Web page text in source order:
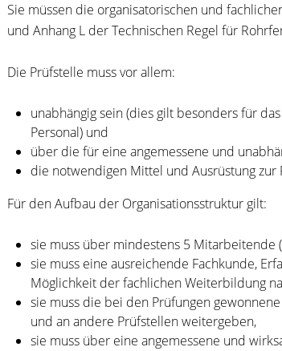
Sie müssen die organisatorischen und
und Anhang L der Technischen Regel für
Die Prüfstelle muss vor allem:
unabhängig sein (dies gilt besonders für
Personal) und
über die für eine angemessene und
die notwendigen Mittel und Ausrüstung zur
Für den Aufbau der Organisationsstruktur gilt:
sie muss über mindestens 5 Mitarbeitende
sie muss eine ausreichende Fachkunde,
Möglichkeit der fachlichen Weiterbildung
sie muss die bei den Prüfungen
und an andere Prüfstellen weitergeben,
sie muss über eine angemessene und